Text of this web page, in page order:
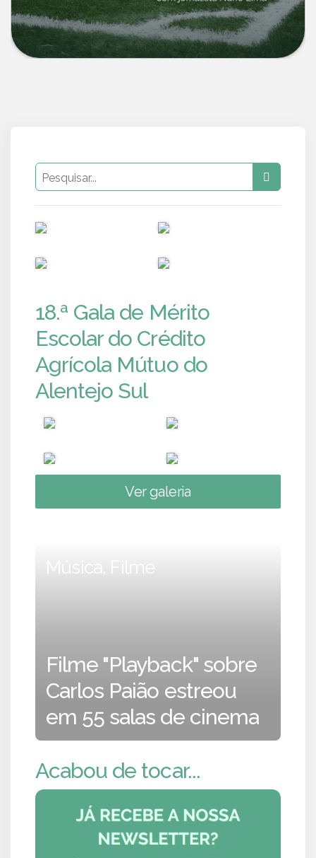
18.ª Gala de Mérito
Escolar do Crédito
Agrícola Mútuo do
Alentejo Sul
Ver galeria
Música, Filme
Filme "Playback" sobre
Carlos Paião estreou
em 55 salas de cinema
Acabou de tocar...